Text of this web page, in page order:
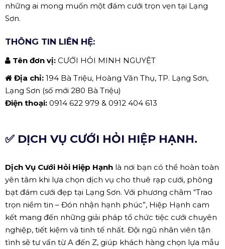
những ai mong muốn một đám cưới trọn vẹn tại Lạng
Sơn.
THÔNG TIN LIÊN HỆ:
Tên đơn vị: CƯỚI HỎI MINH NGUYỆT
Địa chỉ: 194 Bà Triệu, Hoàng Văn Thụ, TP. Lạng Sơn,
Lạng Sơn (số mới 280 Bà Triệu)
Điện thoại: 0914 622 979 & 0912 404 613
✅ DỊCH VỤ CƯỚI HỎI HIỆP HẠNH.
Dịch Vụ Cưới Hỏi Hiệp Hạnh là nơi bạn có thể hoàn toàn
yên tâm khi lựa chọn dịch vụ cho thuê rạp cưới, phông
bạt đám cưới đẹp tại Lạng Sơn. Với phương châm “Trao
trọn niềm tin – Đón nhận hạnh phúc”, Hiệp Hạnh cam
kết mang đến những giải pháp tổ chức tiệc cưới chuyên
nghiệp, tiết kiệm và tinh tế nhất. Đội ngũ nhân viên tận
tình sẽ tư vấn từ A đến Z, giúp khách hàng chọn lựa mẫu